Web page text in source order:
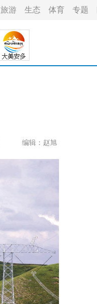
旅游 生态 体育 专题
编辑：赵旭